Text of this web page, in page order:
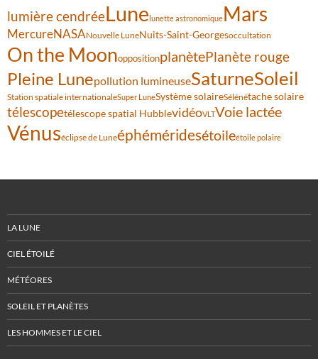
lumière cendréeLunelunette astronomiqueMars
MercureNASANouvelle LuneNuits-Saint-Georgesoccultation
On the MoonoppositionplanètePlanète rouge
Pleine Lunepollution lumineuseSaturneSoleil
Station spatiale internationaleSuper LuneSystème solaireSélénétache solaire
télescopetélescope spatial HubblevidéoVLTVoie lactée
Vénuséclipse de Luneéphéméridesétoileétoile polaire
LA LUNE
CIEL ÉTOILÉ
MÉTÉORES
SOLEIL ET PLANÈTES
LES HOMMES ET LE CIEL